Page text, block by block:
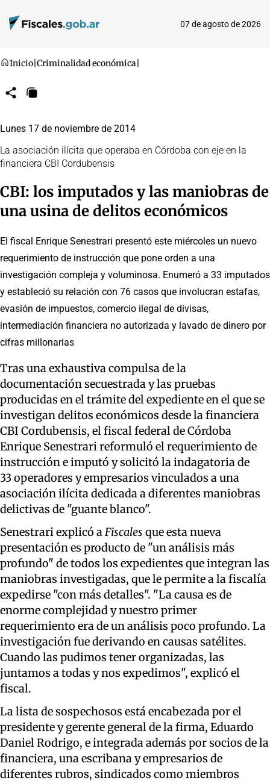
07 de agosto de 2026
Inicio Criminalidad económica
CompartirCopiar
Lunes 17 de noviembre de 2014
La asociación ilícita que operaba en Córdoba con eje en la
financiera CBI Cordubensis
CBI: los imputados y las maniobras de
una usina de delitos económicos
El fiscal Enrique Senestrari presentó este miércoles un nuevo
requerimiento de instrucción que pone orden a una
investigación compleja y voluminosa. Enumeró a 33 imputados
y estableció su relación con 76 casos que involucran estafas,
evasión de impuestos, comercio ilegal de divisas,
intermediación financiera no autorizada y lavado de dinero por
cifras millonarias
Tras una exhaustiva compulsa de la
documentación secuestrada y las pruebas
producidas en el trámite del expediente en el que se
investigan delitos económicos desde la financiera
CBI Cordubensis, el fiscal federal de Córdoba
Enrique Senestrari reformuló el requerimiento de
instrucción e imputó y solicitó la indagatoria de
33 operadores y empresarios vinculados a una
asociación ilícita dedicada a diferentes maniobras
delictivas de "guante blanco".
Senestrari explicó aFiscales que esta nueva
presentación es producto de "un análisis más
profundo" de todos los expedientes que integran las
maniobras investigadas, que le permite a la fiscalía
expedirse "con más detalles". "La causa es de
enorme complejidad y nuestro primer
requerimiento era de un análisis poco profundo. La
investigación fue derivando en causas satélites.
Cuando las pudimos tener organizadas, las
juntamos a todas y nos expedimos", explicó el
fiscal.
La lista de sospechosos está encabezada por el
presidente y gerente general de la firma, Eduardo
Daniel Rodrigo, e integrada además por socios de la
financiera, una escribana y empresarios de
diferentes rubros, sindicados como miembros